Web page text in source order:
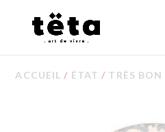
ACCUEIL / ÉTAT / TRÈS BON